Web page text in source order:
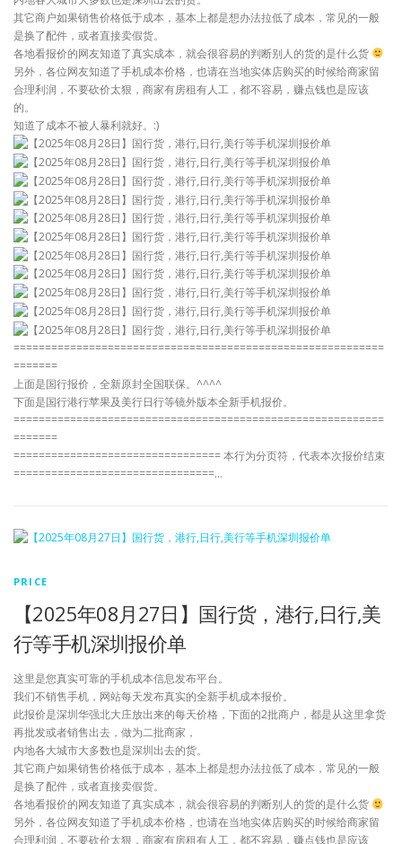
其它商户如果销售价格低于成本，基本上都是想办法拉低了成本，常见的一般
是换了配件，或者直接卖假货。
各地看报价的网友知道了真实成本，就会很容易的判断别人的货的是什么货
另外，各位网友知道了手机成本价格，也请在当地实体店购买的时候给商家留
合理利润，不要砍价太狠，商家有房租有人工，都不容易，赚点钱也是应该
的。
知道了成本不被人暴利就好。:)
===========================================================
=======
上面是国行报价，全新原封全国联保。^^^^
下面是国行港行苹果及美行日行等镜外版本全新手机报价。
===========================================================
=======
================================= 本行为分页符，代表本次报价结束
================================…
PRICE
【2025年08月27日】国行货，港行,日行,美
行等手机深圳报价单
这里是您真实可靠的手机成本信息发布平台。
我们不销售手机，网站每天发布真实的全新手机成本报价。
此报价是深圳华强北大庄放出来的每天价格，下面的2批商户，都是从这里拿货
再批发或者销售出去，做为二批商家，
内地各大城市大多数也是深圳出去的货。
其它商户如果销售价格低于成本，基本上都是想办法拉低了成本，常见的一般
是换了配件，或者直接卖假货。
各地看报价的网友知道了真实成本，就会很容易的判断别人的货的是什么货
另外，各位网友知道了手机成本价格，也请在当地实体店购买的时候给商家留
合理利润，不要砍价太狠，商家有房租有人工，都不容易，赚点钱也是应该